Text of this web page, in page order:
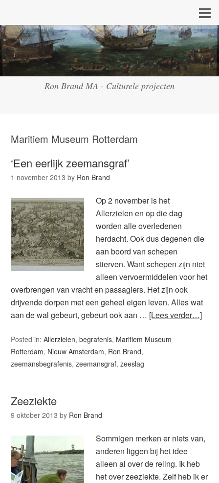
Ron Brand MA - Culturele projecten
Maritiem Museum Rotterdam
‘Een eerlijk zeemansgraf’
1 november 2013 by Ron Brand
Op 2 november is het
Allerzielen en op die dag
worden alle overledenen
herdacht. Ook dus degenen die
aan boord van schepen
stierven. Want schepen zijn niet
alleen vervoermiddelen voor het
overbrengen van vracht en passagiers. Het zijn ook
drijvende dorpen met een geheel eigen leven. Alles wat
aan de wal gebeurt, gebeurt ook aan … [Lees verder…]
Posted in:Allerzielen,begrafenis, Maritiem Museum
Rotterdam, Nieuw Amsterdam, Ron Brand,
zeemansbegrafenis,zeemansgraf,zeeslag
Zeeziekte
9 oktober 2013 by Ron Brand
Sommigen merken er niets van,
anderen liggen bij het idee
alleen al over de reling. Ik heb
het over zeeziekte. Zelf heb ik er